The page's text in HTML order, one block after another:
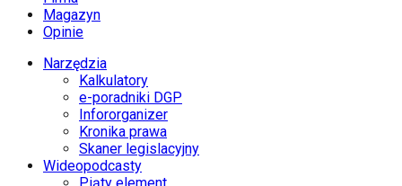
Magazyn
Opinie
Narzędzia
Kalkulatory
e-poradniki DGP
Infororganizer
Kronika prawa
Skaner legislacyjny
Wideopodcasty